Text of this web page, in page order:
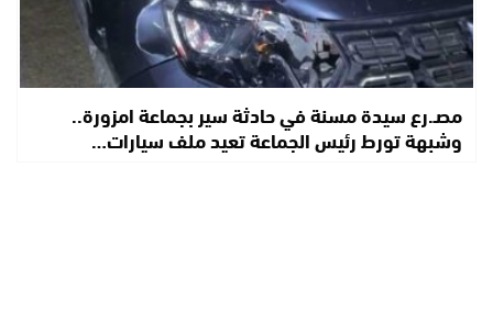
مصـ.رع سيدة مسنة في حادثة سير بجماعة امزورة..
وشبهة تورط رئيس الجماعة تعيد ملف سيارات…